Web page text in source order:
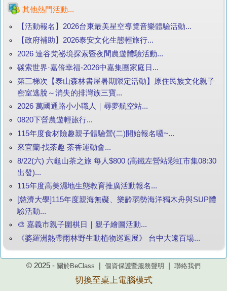
其他熱門活動...
【活動報名】2026台東最美星空導覽音樂體驗活動...
【政府補助】2026泰安文化生態輕旅行...
2026 達谷梵祕境探索暨夜間農遊體驗活動...
碳索世界·嘉倍幸福-2026中嘉集團家庭日...
第三梯次【泰山森林書屋暑期限定活動】原住民族文化親子
密室逃脫～消失的排灣族三寶...
2026 萬國通路小小職人｜尋夢航空站...
0820下營農遊輕旅行...
115年度食材險趣親子體驗營(二)開始報名囉~...
來宜蘭‧找茶趣 茶香運動會...
8/22(六) 六龜山茶之旅 每人$800 (高鐵左營站彩虹市集08:30
出發)...
115年度高美濕地生態教育推廣活動報名...
[慈濟大學]115年度親海無礙、樂齡弱勢海洋獨木舟與SUP體
驗活動...
🎨 嘉義市親子圍棋日｜親子繪圖活動...
《婆羅洲熱帶雨林野生動植物巡迴展》 台中大遠百場...
© 2025 - 關於BeClass 個資保護暨服務聲明 聯絡我們
切換至桌上電腦模式